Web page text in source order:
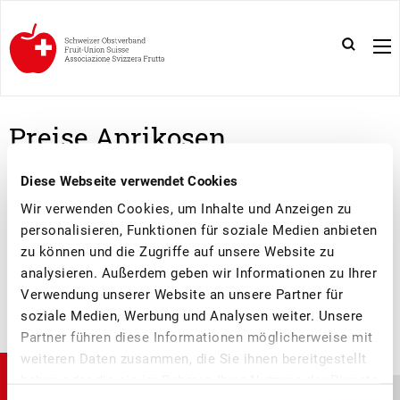
Diese Webseite verwendet Cookies
Wir verwenden Cookies, um Inhalte und Anzeigen zu
personalisieren, Funktionen für soziale Medien anbieten
zu können und die Zugriffe auf unsere Website zu
analysieren. Außerdem geben wir Informationen zu Ihrer
Verwendung unserer Website an unsere Partner für
soziale Medien, Werbung und Analysen weiter. Unsere
Partner führen diese Informationen möglicherweise mit
weiteren Daten zusammen, die Sie ihnen bereitgestellt
Preise Aprikosen
PREISBULLETIN APRIKOSEN 01 / 2021